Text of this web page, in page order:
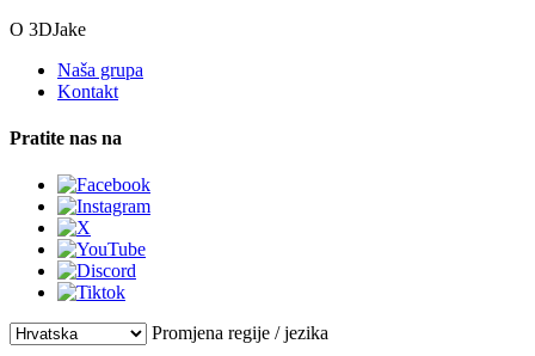
O 3DJake
Naša grupa
Kontakt
Pratite nas na
Promjena regije / jezika